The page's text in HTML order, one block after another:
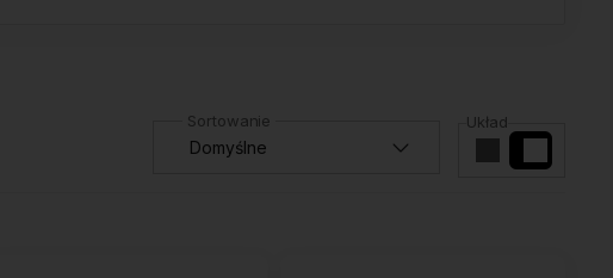
Układ